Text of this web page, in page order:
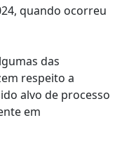
quando ocorreu
das
respeito a
alvo de processo
em